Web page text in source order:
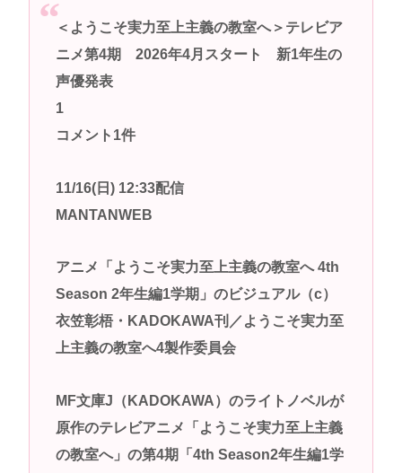
が必要」と言われ発狂
PS6と新型PSPのリーク写真www
樹里と中学生のカーセクロス完全版。新事実発見し
た！
らないんだい？異様だよ？」
サイン入りドラム・スティックをプレゼントw
若くて美人なママと親友の淫らな行為内容を毎回聞
ガチで “ママ” ブーム来てるよな
ポケカ資産が100万円超えた男の子www
【高市動画】こういうオスガキってどうやったら産
まれるの？
Powered by livedoor 相互RSS
＜ようこそ実力至上主義の教室へ＞テレビア
ニメ第4期 2026年4月スタート 新1年生の
声優発表
1
コメント1件
11/16(日) 12:33配信
MANTANWEB
アニメ「ようこそ実力至上主義の教室へ 4th
Season 2年生編1学期」のビジュアル（c）
衣笠彰梧・KADOKAWA刊／ようこそ実力至
上主義の教室へ4製作委員会
MF文庫J（KADOKAWA）のライトノベルが
原作のテレビアニメ「ようこそ実力至上主義
の教室へ」の第4期「4th Season2年生編1学